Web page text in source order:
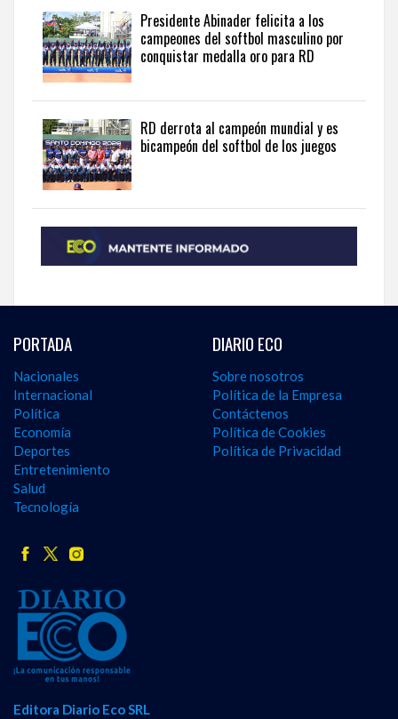
English.
Presidente Abinader felicita a los
campeones del softbol masculino por
conquistar medalla oro para RD
RD derrota al campeón mundial y es
bicampeón del softbol de los juegos
PORTADA
Nacionales
Internacional
Política
Economía
Deportes
Entretenimiento
Salud
Tecnología
DIARIO ECO
Sobre nosotros
Política de la Empresa
Contáctenos
Política de Cookies
Política de Privacidad
Editora Diario Eco SRL